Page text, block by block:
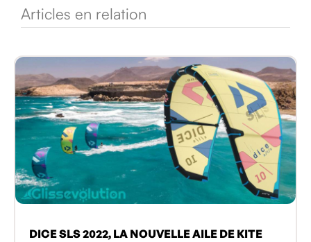
Articles en relation
DICE SLS 2022, LA NOUVELLE AILE DE KITE